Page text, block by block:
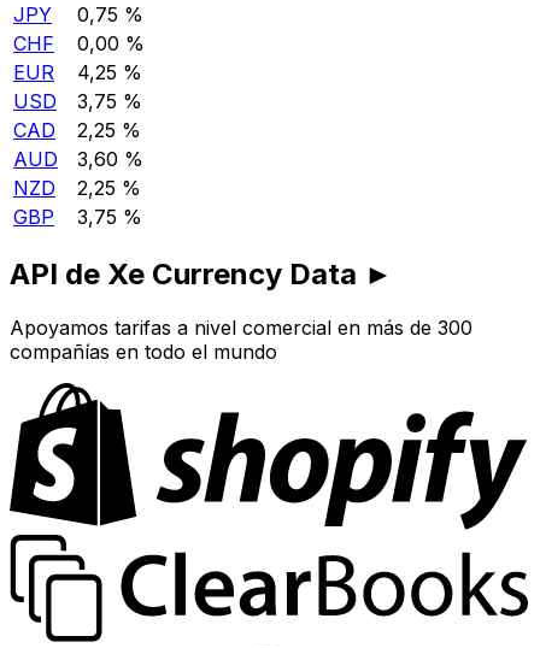
JPY
0,75 %
CHF
0,00 %
EUR
4,25 %
USD
3,75 %
CAD
2,25 %
AUD
3,60 %
NZD
2,25 %
GBP
3,75 %
API de Xe Currency Data ►
Apoyamos tarifas a nivel comercial en más de 300
compañías en todo el mundo